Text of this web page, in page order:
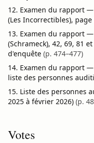
Examen du rapport
(Les Incorrectibles), page
Examen du rapport
(Schrameck), 42, 69, 81
d'enquête (p. 474–477)
Examen du rapport
liste des personnes
Liste des personnes
2025 à février 2026) (p.
Votes